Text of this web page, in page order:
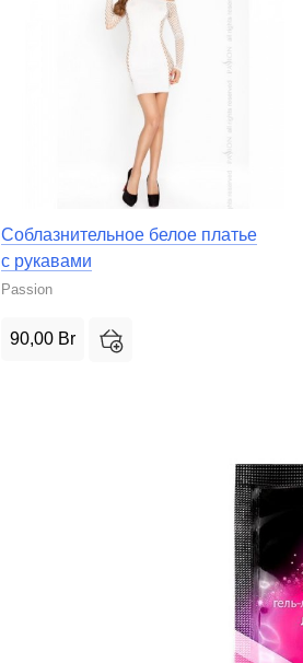
Соблазнительное белое платье
с рукавами
Passion
90,00 Br